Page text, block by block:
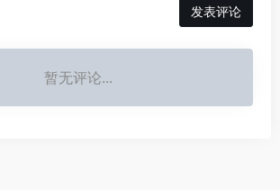
发表评论
暂无评论...